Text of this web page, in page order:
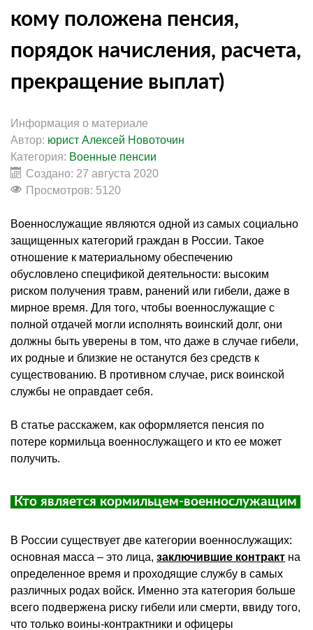
кому положена пенсия,
порядок начисления, расчета,
прекращение выплат)
Информация о материале
Автор: юрист Алексей Новоточин
Категория: Военные пенсии
Создано: 27 августа 2020
Просмотров: 5120
Военнослужащие являются одной из самых социально
защищенных категорий граждан в России. Такое
отношение к материальному обеспечению
обусловлено спецификой деятельности: высоким
риском получения травм, ранений или гибели, даже в
мирное время. Для того, чтобы военнослужащие с
полной отдачей могли исполнять воинский долг, они
должны быть уверены в том, что даже в случае гибели,
их родные и близкие не останутся без средств к
существованию. В противном случае, риск воинской
службы не оправдает себя.
В статье расскажем, как оформляется пенсия по
потере кормильца военнослужащего и кто ее может
получить.
Кто является кормильцем-военнослужащим
В России существует две категории военнослужащих:
основная масса – это лица, заключившие контракт на
определенное время и проходящие службу в самых
различных родах войск. Именно эта категория больше
всего подвержена риску гибели или смерти, ввиду того,
что только воины-контрактники и офицеры